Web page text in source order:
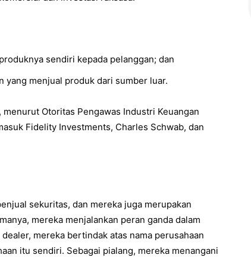
sendiri kepada pelanggan; dan
yang menjual produk dari sumber luar.
Otoritas Pengawas Industri Keuangan
Fidelity Investments, Charles Schwab, dan
sekuritas, dan mereka juga merupakan
mereka menjalankan peran ganda dalam
mereka bertindak atas nama perusahaan
itu sendiri. Sebagai pialang, mereka menangani